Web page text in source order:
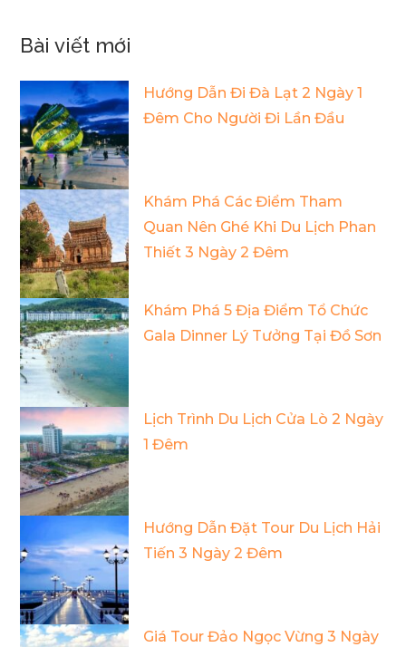
Bài viết mới
Hướng Dẫn Đi Đà Lạt 2 Ngày 1
Đêm Cho Người Đi Lần Đầu
Khám Phá Các Điểm Tham
Quan Nên Ghé Khi Du Lịch Phan
Thiết 3 Ngày 2 Đêm
Khám Phá 5 Địa Điểm Tổ Chức
Gala Dinner Lý Tưởng Tại Đồ Sơn
Lịch Trình Du Lịch Cửa Lò 2 Ngày
1 Đêm
Hướng Dẫn Đặt Tour Du Lịch Hải
Tiến 3 Ngày 2 Đêm
Giá Tour Đảo Ngọc Vừng 3 Ngày